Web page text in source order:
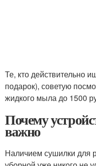
Те, кто действительно
подарок), советую
жидкого мыла до 1500
Почему
важно
Наличием сушилки для